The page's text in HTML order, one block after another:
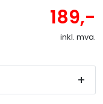
189,-
inkl. mva.
+